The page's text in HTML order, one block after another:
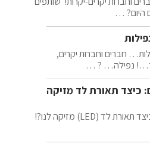
…
חברים וחברות יקרים,
נפילה… ? …
כיצד תאורת לד מזיקה
אור וחיים: כיצד תאורת לד (LED) מזיקה לנו?!